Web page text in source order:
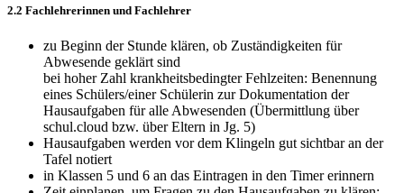
2.2 Fachlehrerinnen und Fachlehrer
zu Beginn der Stunde klären, ob Zuständigkeiten für
Abwesende geklärt sind
bei hoher Zahl krankheitsbedingter Fehlzeiten: Benennung
eines Schülers/einer Schülerin zur Dokumentation der
Hausaufgaben für alle Abwesenden (Übermittlung über
schul.cloud bzw. über Eltern in Jg. 5)
Hausaufgaben werden vor dem Klingeln gut sichtbar an der
Tafel notiert
in Klassen 5 und 6 an das Eintragen in den Timer erinnern